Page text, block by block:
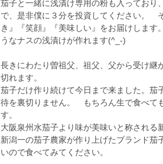
茄子と一緒に浅漬け専用の粉も入っており
で、是非僕に３分を投資してください。
き』『笑顔』『美味しい』をお届けします
うなナスの浅漬けが作れます(^_-)
長きにわたり曽祖父、祖父、父から受け
切れます。
茄子だけ作り続けて今日まで来ました。茄
待を裏切りません。 もちろん生で食べて
す。
大阪泉州水茄子より味が美味いと称される
新潟一の茄子農家が作り上げたブランド
いので食べてみてください。